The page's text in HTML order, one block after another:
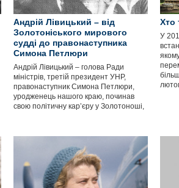
Андрій Лівицький – від
Золотоніського мирового
судді до правонаступника
Симона Петлюри
Андрій Лівицький – голова Ради
міністрів, третій президент УНР,
правонаступник Симона Петлюри,
уродженець нашого краю, починав
свою політичну кар’єру у Золотоноші,
Хто
У